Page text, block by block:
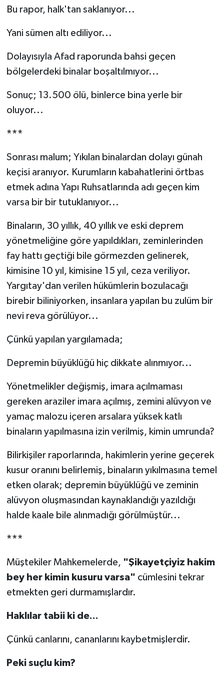
Bu rapor, halk'tan saklanıyor...
Yani sümen altı ediliyor...
Dolayısıyla Afad raporunda bahsi geçen
bölgelerdeki binalar boşaltılmıyor...
Sonuç; 13.500 ölü, binlerce bina yerle bir
oluyor...
***
Sonrası malum; Yıkılan binalardan dolayı günah
keçisi aranıyor. Kurumların kabahatlerini örtbas
etmek adına Yapı Ruhsatlarında adı geçen kim
varsa bir bir tutuklanıyor...
Binaların, 30 yıllık, 40 yıllık ve eski deprem
yönetmeliğine göre yapıldıkları, zeminlerinden
fay hattı geçtiği bile görmezden gelinerek,
kimisine 10 yıl, kimisine 15 yıl, ceza veriliyor.
Yargıtay'dan verilen hükümlerin bozulacağı
birebir biliniyorken, insanlara yapılan bu zulüm bir
nevi reva görülüyor...
Çünkü yapılan yargılamada;
Depremin büyüklüğü hiç dikkate alınmıyor...
Yönetmelikler değişmiş, imara açılmaması
gereken araziler imara açılmış, zemini alüvyon ve
yamaç malozu içeren arsalara yüksek katlı
binaların yapılmasına izin verilmiş, kimin umrunda?
Bilirkişiler raporlarında, hakimlerin yerine geçerek
kusur oranını belirlemiş, binaların yıkılmasına temel
etken olarak; depremin büyüklüğü ve zeminin
alüvyon oluşmasından kaynaklandığı yazıldığı
halde kaale bile alınmadığı görülmüştür...
***
Müştekiler Mahkemelerde, "Şikayetçiyiz hakim
bey her kimin kusuru varsa" cümlesini tekrar
etmekten geri durmamışlardır.
Haklılar tabii ki de...
Çünkü canlarını, cananlarını kaybetmişlerdir.
Peki suçlu kim?